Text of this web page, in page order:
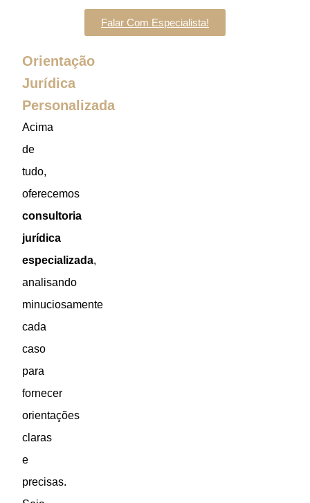
Falar Com Especialista!
Orientação
Jurídica
Personalizada
Acima
de
tudo,
oferecemos
consultoria
jurídica
especializada,
analisando
minuciosamente
cada
caso
para
fornecer
orientações
claras
e
precisas.